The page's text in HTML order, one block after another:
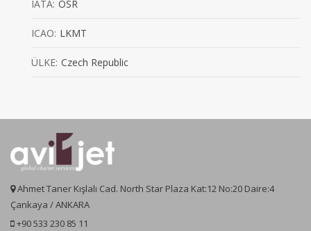
IATA: OSR
ICAO: LKMT
ÜLKE: Czech Republic
Ahmet Taner Kışlalı Cad. North Star Plaza Kat:12 No:20 Daire:4
Çankaya / ANKARA
+90 533 230 85 11